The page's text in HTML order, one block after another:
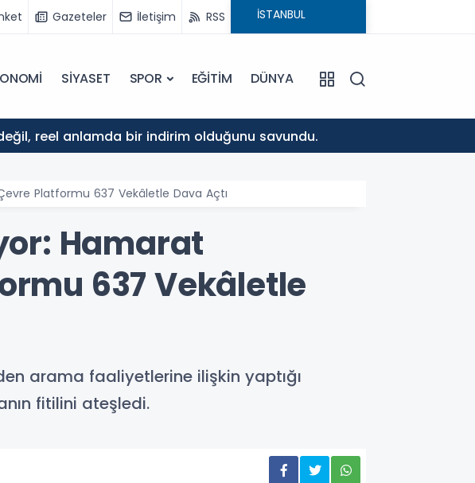
Gazeteler İletişim RSS
SİYASET SPOR EĞİTİM DÜNYA
değil, reel anlamda bir indirim olduğunu savundu.
Platformu 637 Vekâletle Dava Açtı
Hamarat
637 Vekâletle
arama faaliyetlerine ilişkin yaptığı
fitilini ateşledi.